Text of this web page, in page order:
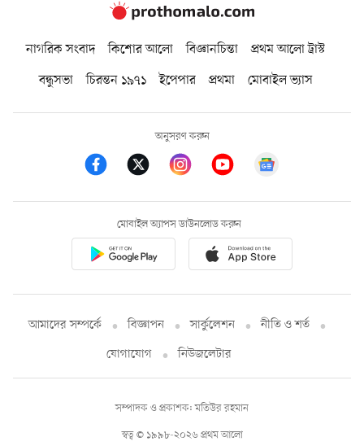
নাগরিক সংবাদ কিশোর আলো বিজ্ঞানচিন্তা
প্রথম আলো ট্রাস্ট
বন্ধুসভা
চিরন্তন ১৯৭১ ইপেপার প্রথমা মোবাইল ভ্যাস
অনুসরণ করুন
মোবাইল অ্যাপস ডাউনলোড করুন
আমাদের সম্পর্কে বিজ্ঞাপন সার্কুলেশন
নীতি ও শর্ত
যোগাযোগ
নিউজলেটার
স্বত্ব © ১৯৯৮-২০২৬ প্রথম আলো
সম্পাদক ও প্রকাশক: মতিউর রহমান